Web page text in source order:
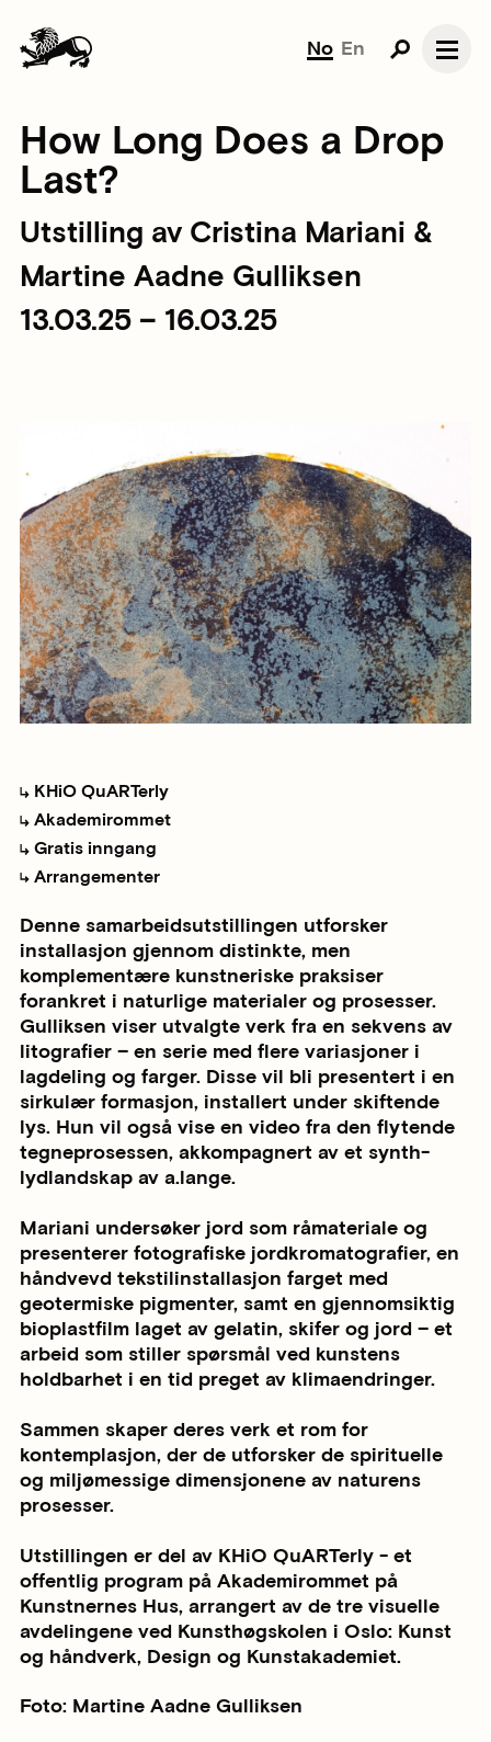
No En
How Long Does a Drop
Last?
Utstilling av Cristina Mariani &
Martine Aadne Gulliksen
13.03.25 – 16.03.25
KHiO QuARTerly
Akademirommet
Gratis inngang
Arrangementer
Denne samarbeidsutstillingen utforsker
installasjon gjennom distinkte, men
komplementære kunstneriske praksiser
forankret i naturlige materialer og prosesser.
Gulliksen viser utvalgte verk fra en sekvens av
litografier – en serie med flere variasjoner i
lagdeling og farger. Disse vil bli presentert i en
sirkulær formasjon, installert under skiftende
lys. Hun vil også vise en video fra den flytende
tegneprosessen, akkompagnert av et synth-
lydlandskap av a.lange.
Mariani undersøker jord som råmateriale og
presenterer fotografiske jordkromatografier, en
håndvevd tekstilinstallasjon farget med
geotermiske pigmenter, samt en gjennomsiktig
bioplastfilm laget av gelatin, skifer og jord – et
arbeid som stiller spørsmål ved kunstens
holdbarhet i en tid preget av klimaendringer.
Sammen skaper deres verk et rom for
kontemplasjon, der de utforsker de spirituelle
og miljømessige dimensjonene av naturens
prosesser.
Utstillingen er del av KHiO QuARTerly - et
offentlig program på Akademirommet på
Kunstnernes Hus, arrangert av de tre visuelle
avdelingene ved Kunsthøgskolen i Oslo: Kunst
og håndverk, Design og Kunstakademiet.
Foto: Martine Aadne Gulliksen